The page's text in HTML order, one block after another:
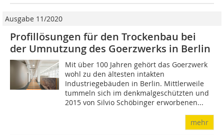
Ausgabe 11/2020
Profillösungen für den Trockenbau bei
der Umnutzung des Goerzwerks in Berlin
Mit über 100 Jahren gehört das Goerzwerk
wohl zu den ältesten intakten
Industriegebäuden in Berlin. Mittlerweile
tummeln sich im denkmalgeschützten und
2015 von Silvio Schöbinger erworbenen...
mehr